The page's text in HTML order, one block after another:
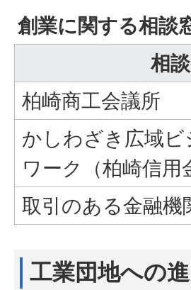
創業に関する相談
相
柏崎商工会議所
かしわざき広域
ワーク（柏崎信用
取引のある金融機
工業団地への